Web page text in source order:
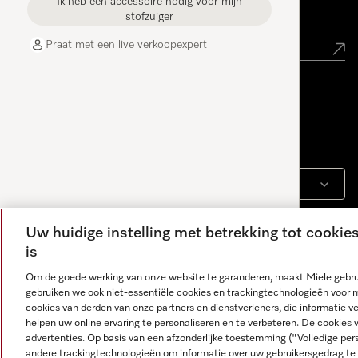
stofzuiger
Praat met een live verkoopexpert
Antwoorden worden gegenereerd door AI. Onze assistent
Uw huidige instelling met betrekking tot
is
Om de goede werking van onze website te garanderen, maakt Miele
gebruiken we ook niet-essentiële cookies en trackingtechnologieën voor
cookies van derden van onze partners en dienstverleners, die informatie
helpen uw online ervaring te personaliseren en te verbeteren. De
advertenties. Op basis van een afzonderlijke toestemming ("Volledige
andere trackingtechnologieën om informatie over uw gebruikersgedrag